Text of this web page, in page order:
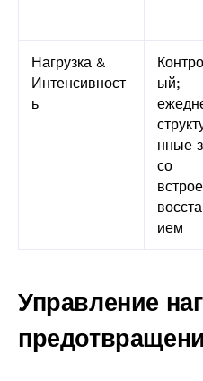
Нагрузка &
Интенсивност
ь
ый;
нные
со
ием
Управление